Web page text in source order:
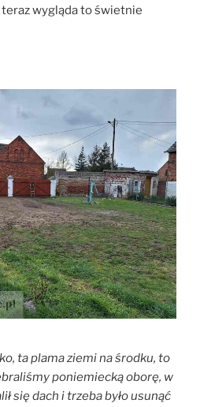
teraz wygląda to świetnie
ta plama ziemi na środku, to
poniemiecką oborę, w
się dach i trzeba było usunąć